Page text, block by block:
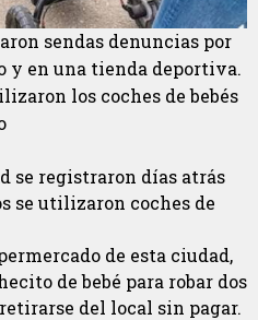
sendas denuncias por
y en una tienda deportiva.
los coches de bebés
se registraron días atrás
se utilizaron coches de
de esta ciudad,
de bebé para robar dos
del local sin pagar.